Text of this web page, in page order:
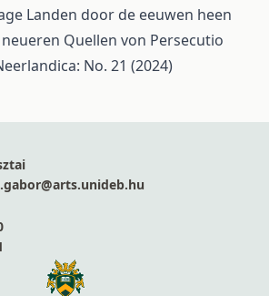
Landen door de eeuwen heen
Quellen von Persecutio
No. 21 (2024)